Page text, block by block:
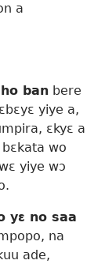
a
ban bere
yiye a,
ɛkyɛ a
wo
yiye wɔ
yɛ no saa
na
ade,